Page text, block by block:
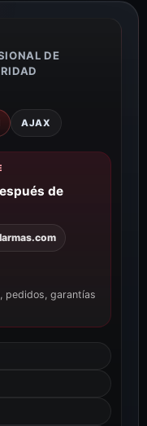
DE
AJAX
de
pedidos, garantías